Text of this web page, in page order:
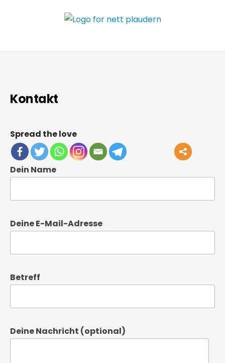
Kontakt
Spread the love
Dein Name
Deine E-Mail-Adresse
Betreff
Deine Nachricht (optional)